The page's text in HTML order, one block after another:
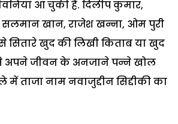
आ चुकी हैं. दिलीप कुमार,
सलमान खान, राजेश खन्ना, ओम पुरी
खुद की लिखी किताब या खुद
अपने जीवन के अनजाने पन्ने खोल
ताजा नाम नवाजुद्दीन सिद्दीकी का